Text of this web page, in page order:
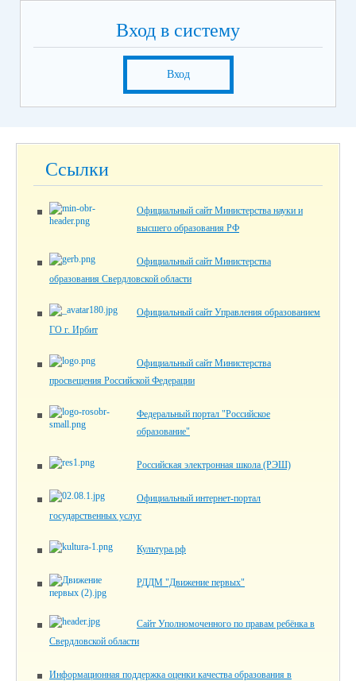
Вход в систему
Вход
Ссылки
Официальный сайт Министерства науки и
высшего образования РФ
Официальный сайт Министерства
образования Свердловской области
Официальный сайт Управления образованием
ГО г. Ирбит
Официальный сайт Министерства
просвещения Российской Федерации
Федеральный портал "Российское
образование"
Российская электронная школа (РЭШ)
Официальный интернет-портал
государственных услуг
Культура.рф
РДДМ "Движение первых"
Сайт Уполномоченного по правам ребёнка в
Свердловской области
Информационная поддержка оценки качества образования в